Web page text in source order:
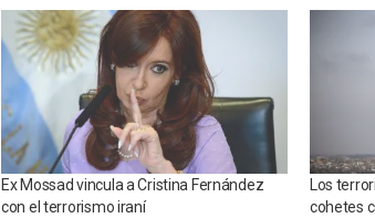
Ex Mossad vincula a Cristina Fernández
con el terrorismo iraní
Los
cohetes